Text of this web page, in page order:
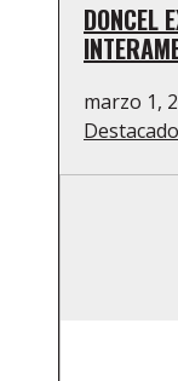
DONCEL
marzo 1,